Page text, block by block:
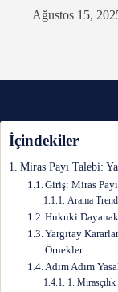
Ağustos 15,
İçindekiler
Miras Payı Talebi:
Giriş: Miras
Arama
Hukuki
Yargıtay
Örnekler
Adım Adım
1.